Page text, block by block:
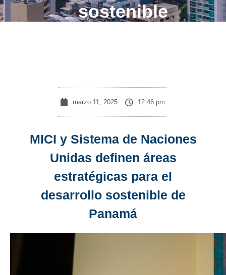
sostenible
marzo 11, 2025 12:46 pm
MICI y Sistema de Naciones
Unidas definen áreas
estratégicas para el
desarrollo sostenible de
Panamá